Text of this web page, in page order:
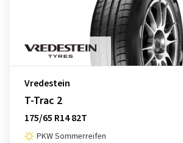
Vredestein
T-Trac 2
175/65 R14 82T
PKW Sommerreifen